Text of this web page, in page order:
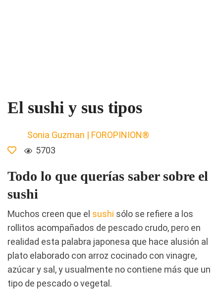
El sushi y sus tipos
Sonia Guzman | FOROPINION®
5703
Todo lo que querías saber sobre el
sushi
Muchos creen que el sushi sólo se refiere a los
rollitos acompañados de pescado crudo, pero en
realidad esta palabra japonesa que hace alusión al
plato elaborado con arroz cocinado con vinagre,
azúcar y sal, y usualmente no contiene más que un
tipo de pescado o vegetal.